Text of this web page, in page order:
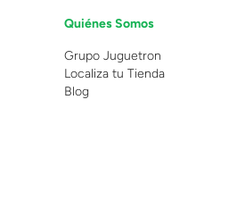
Quiénes Somos
Grupo Juguetron
Localiza tu Tienda
Blog